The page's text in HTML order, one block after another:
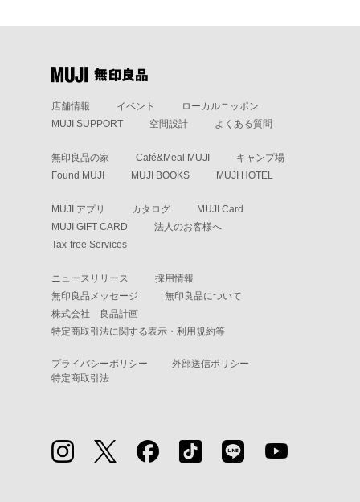
店舗情報 イベント
ローカルニッポン
MUJI SUPPORT
空間設計 よくある質問
無印良品の家 Café&Meal MUJI
キャンプ場
Found MUJI
MUJI BOOKS MUJI HOTEL
MUJI アプリ カタログ
MUJI Card
MUJI GIFT CARD
法人のお客様へ
Tax-free Services
ニュースリリース
採用情報
無印良品メッセージ
無印良品について
株式会社 良品計画
特定商取引法に関する表示・利用規約等
プライバシーポリシー
外部送信ポリシー
特定商取引法